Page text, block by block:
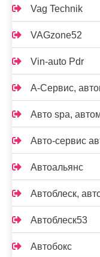
Vag Technik
VAGzone52
Vin-auto Pdr
А-Сервис,
Авто spa,
Авто-сервис
Автоальянс
Автоблеск,
Автоблеск53
Автобокс